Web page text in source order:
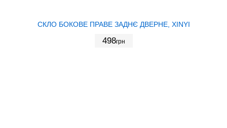
СКЛО БОКОВЕ ПРАВЕ ЗАДНЄ ДВЕРНЕ, XINYI
498грн